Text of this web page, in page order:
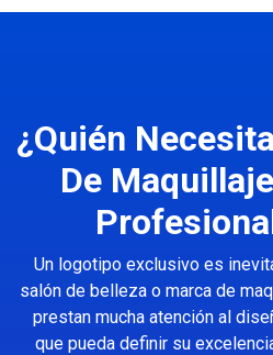
¿Quién
De
Un logotipo exclusivo es
salón de belleza o marca de
prestan mucha atención al
que pueda definir su